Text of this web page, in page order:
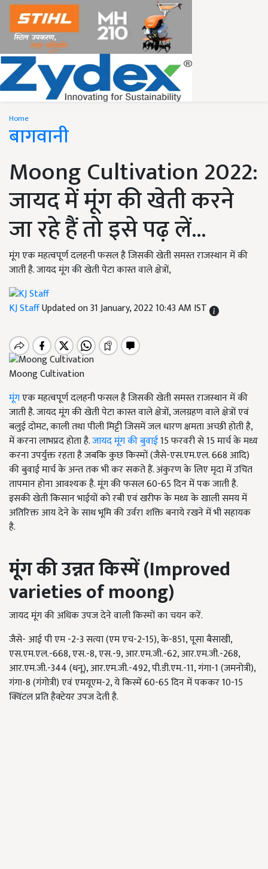
Home
बागवानी
Moong Cultivation 2022:
जायद में मूंग की खेती करने
जा रहे हैं तो इसे पढ़ लें...
मूंग एक महत्वपूर्ण दलहनी फसल है जिसकी खेती समस्त राजस्थान में की
जाती है. जायद मूंग की खेती पेटा कास्त वाले क्षेत्रों,
KJ StaffUpdated on 31 January, 2022 10:43 AM IST
Moong Cultivation
मूंगएक महत्वपूर्ण दलहनी फसल है जिसकी खेती समस्त राजस्थान में की
जाती है. जायद मूंग की खेती पेटा कास्त वाले क्षेत्रों, जलग्रहण वाले क्षेत्रों एवं
बलुई दोमट, काली तथा पीली मिट्टी जिसमें जल धारण क्षमता अच्छी होती है,
में करना लाभप्रद होता है.जायद मूंग की बुवाई15 फरवरी से 15 मार्च के मध्य
करना उपर्युक्त रहता है जबकि कुछ किस्मों (जैसे-एस.एम.एल. 668 आदि)
की बुवाई मार्च के अन्त तक भी कर सकते हैं. अंकुरण के लिए मृदा में उचित
तापमान होना आवश्यक है. मूंग की फसल 60-65 दिन में पक जाती है.
इसकी खेती किसान भाईयों को रबी एवं खरीफ के मध्य के खाली समय में
अतिरिक्त आय देने के साथ भूमि की उर्वरा शक्ति बनाये रखने में भी सहायक
है.
मूंग की उन्नत किस्में (Improved
varieties of moong)
जायद मूंग की अधिक उपज देने वाली किस्मों का चयन करें.
जैसे- आई पी एम -2-3 सत्या (एम एच-2-15), के-851, पूसा बैसाखी,
एस.एम.एल.-668, एस.-8, एस.-9, आर.एम.जी.-62, आर.एम.जी.-268,
आर.एम.जी.-344 (धनू), आर.एम.जी.-492, पी.डी.एम.-11, गंगा-1 (जमनोत्री),
गंगा-8 (गंगोत्री) एवं एमयूएम-2, ये किस्में 60-65 दिन में पककर 10-15
क्विंटल प्रति हैक्टेयर उपज देती है.